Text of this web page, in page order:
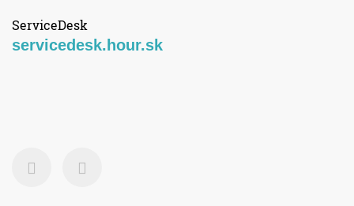
ServiceDesk
servicedesk.hour.sk